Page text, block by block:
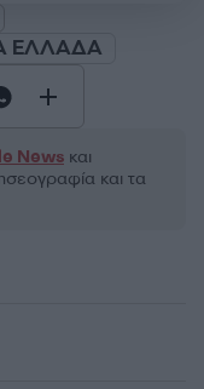
ΕΛΛΑΔΑ
News και
και τα